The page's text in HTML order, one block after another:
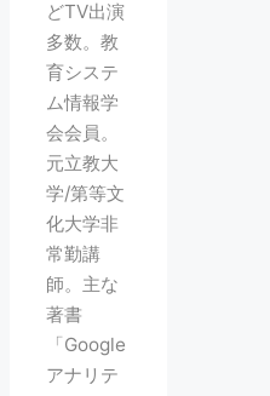
どTV出演
多数。教
育システ
ム情報学
会会員。
元立教大
学/第等文
化大学非
常勤講
師。主な
著書
「Google
アナリテ